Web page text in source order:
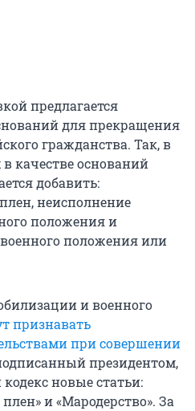
предлагается
для прекращения
гражданства. Так, в
качестве оснований
добавить:
неисполнение
положения и
положения или
и военного
признавать
при совершении
президентом,
новые статьи:
и «Мародерство». За